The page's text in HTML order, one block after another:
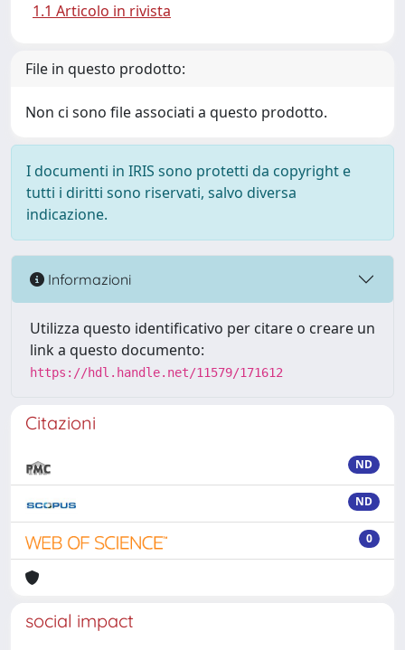
1.1 Articolo in rivista
File in questo prodotto:
Non ci sono file associati a questo prodotto.
I documenti in IRIS sono protetti da copyright e
tutti i diritti sono riservati, salvo diversa
indicazione.
Informazioni
Utilizza questo identificativo per citare o creare un
link a questo documento:
https://hdl.handle.net/11579/171612
Citazioni
ND
ND
0
social impact